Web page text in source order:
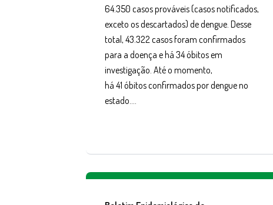
64.350 casos prováveis (casos notificados,
exceto os descartados) de dengue. Desse
total, 43.322 casos foram confirmados
para a doença e há 34 óbitos em
investigação. Até o momento,
há 41 óbitos confirmados por dengue no
estado….